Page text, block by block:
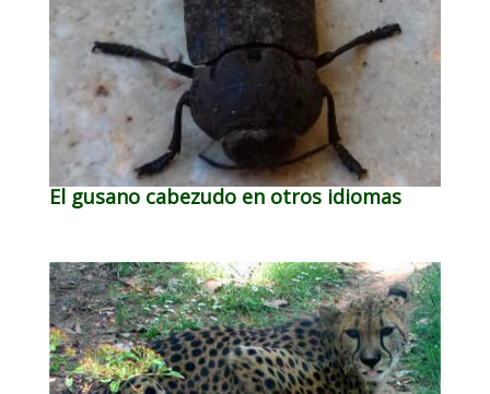
El gusano cabezudo en otros idiomas